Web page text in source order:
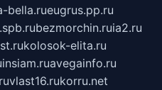
bella.rueugrus.pp.ru
bezmorchin.ruia2.ru
kolosok-elita.ru
insiam.ruavegainfo.ru
vlast16.rukorru.net